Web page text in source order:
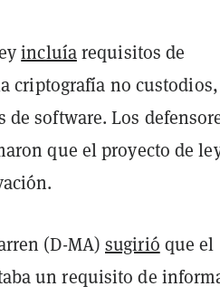
incluíarequisitos de
criptografía no custodios,
software. Los
que el proyecto de
(D-MA)sugirió que el
un requisito de